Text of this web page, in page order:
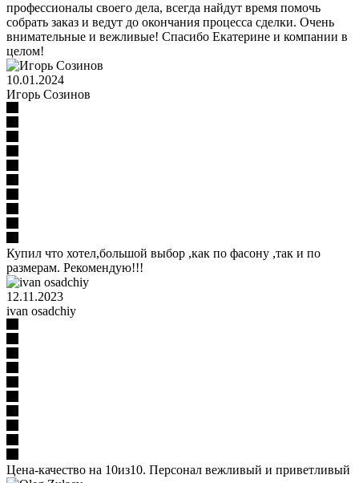
профессионалы своего дела, всегда найдут время помочь
собрать заказ и ведут до окончания процесса сделки. Очень
внимательные и вежливые! Спасибо Екатерине и компании в
целом!
10.01.2024
Игорь Созинов
Купил что хотел,большой выбор ,как по фасону ,так и по
размерам. Рекомендую!!!
12.11.2023
ivan osadchiy
Цена-качество на 10из10. Персонал вежливый и приветливый